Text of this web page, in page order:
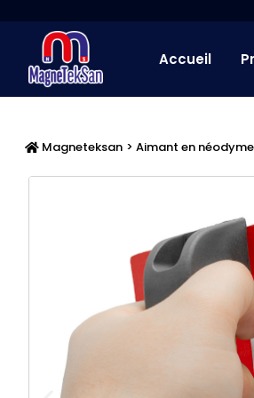
contenu
Accueil
Magneteksan > Aimant en